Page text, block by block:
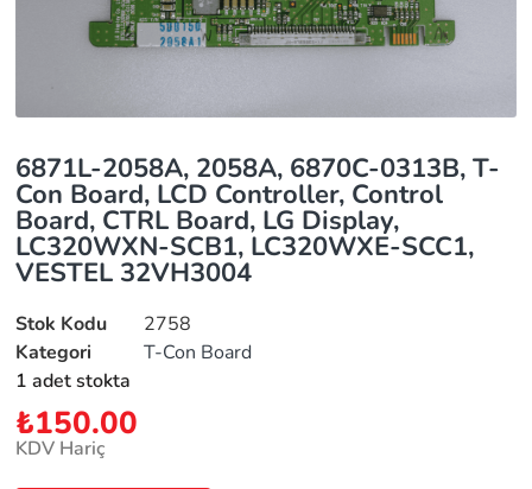
6871L-2058A, 2058A, 6870C-0313B, T-
Con Board, LCD Controller, Control
Board, CTRL Board, LG Display,
LC320WXN-SCB1, LC320WXE-SCC1,
VESTEL 32VH3004
Stok Kodu
2758
Kategori
T-Con Board
1 adet stokta
₺150.00
KDV Hariç